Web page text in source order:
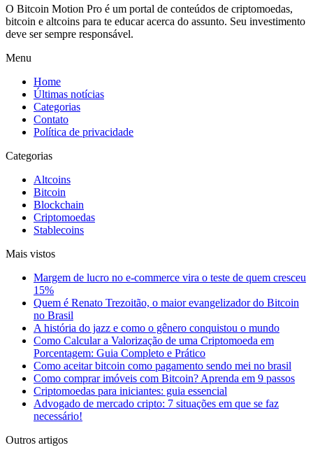
O Bitcoin Motion Pro é um portal de conteúdos de criptomoedas,
bitcoin e altcoins para te educar acerca do assunto. Seu investimento
deve ser sempre responsável.
Menu
Home
Últimas notícias
Categorias
Contato
Política de privacidade
Categorias
Altcoins
Bitcoin
Blockchain
Criptomoedas
Stablecoins
Mais vistos
Margem de lucro no e-commerce vira o teste de quem cresceu
15%
Quem é Renato Trezoitão, o maior evangelizador do Bitcoin
no Brasil
A história do jazz e como o gênero conquistou o mundo
Como Calcular a Valorização de uma Criptomoeda em
Porcentagem: Guia Completo e Prático
Como aceitar bitcoin como pagamento sendo mei no brasil
Como comprar imóveis com Bitcoin? Aprenda em 9 passos
Criptomoedas para iniciantes: guia essencial
Advogado de mercado cripto: 7 situações em que se faz
necessário!
Outros artigos